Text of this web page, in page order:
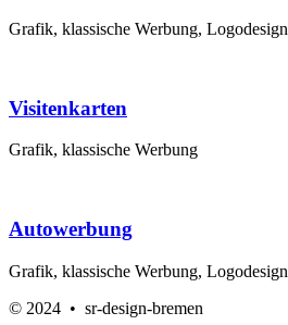
Grafik, klassische Werbung, Logodesign
Visitenkarten
Grafik, klassische Werbung
Autowerbung
Grafik, klassische Werbung, Logodesign
© 2024 • sr-design-bremen